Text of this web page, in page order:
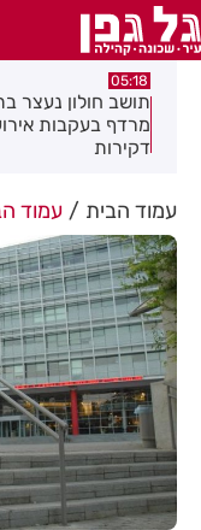
בתום
תושב
לאיומים
עמוד הבית עמוד